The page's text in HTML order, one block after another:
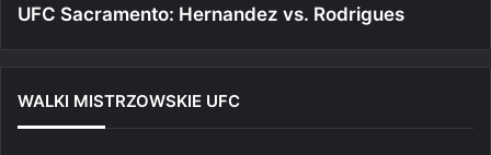
UFC Sacramento: Hernandez vs. Rodrigues
WALKI MISTRZOWSKIE UFC